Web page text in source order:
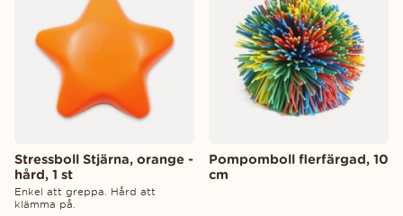
Stressboll Stjärna, orange -
hård, 1 st
Enkel att greppa. Hård att
klämma på.
Pompomboll flerfärgad, 10
cm